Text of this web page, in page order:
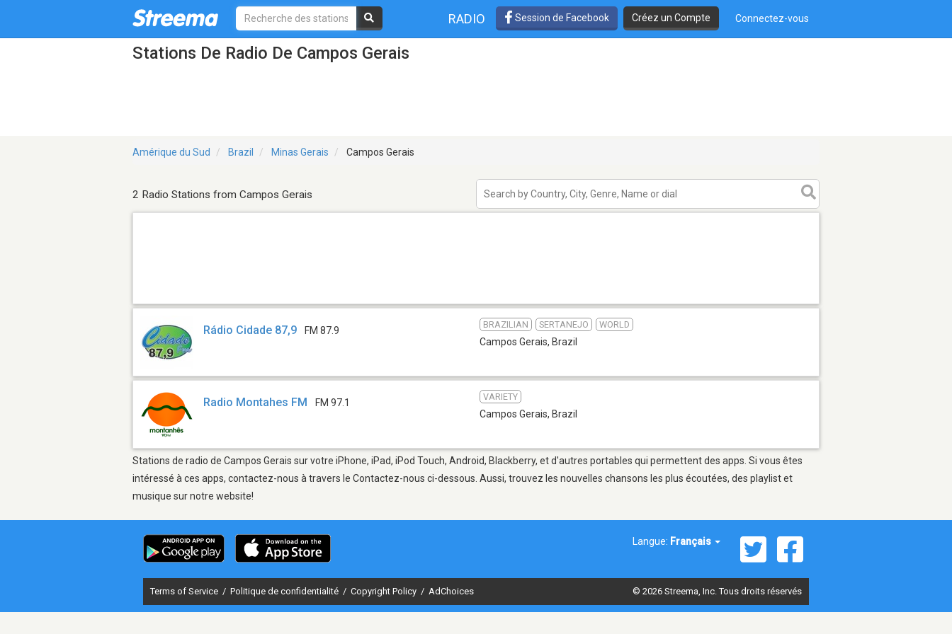
RADIO Session de Facebook Créez un Compte Connectez-vous
Stations De Radio De Campos Gerais
Amérique du Sud Brazil Minas Gerais Campos Gerais
2 Radio Stations from Campos Gerais
Rádio Cidade 87,9 FM 87.9
BRAZILIAN SERTANEJO WORLD
Campos Gerais, Brazil
Radio Montahes FM FM 97.1
VARIETY
Campos Gerais, Brazil
Stations de radio de Campos Gerais sur votre iPhone, iPad, iPod Touch, Android, Blackberry, et d'autres portables qui permettent des apps. Si vous êtes
intéressé à ces apps, contactez-nous à travers le Contactez-nous ci-dessous. Aussi, trouvez les nouvelles chansons les plus écoutées, des playlist et
musique sur notre website!
Langue: Français
Terms of Service / Politique de confidentialité / Copyright Policy / AdChoices © 2026 Streema, Inc. Tous droits réservés